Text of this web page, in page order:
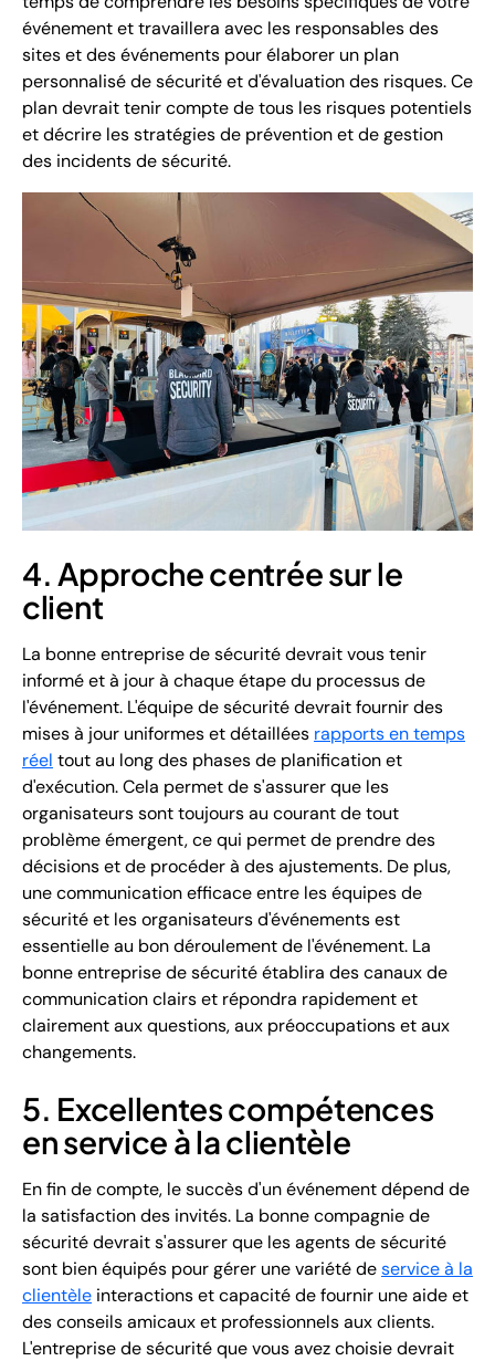
événement et travaillera avec les responsables des
sites et des événements pour élaborer un plan
personnalisé de sécurité et d'évaluation des risques. Ce
plan devrait tenir compte de tous les risques potentiels
et décrire les stratégies de prévention et de gestion
des incidents de sécurité.
4. Approche centrée sur le
client
La bonne entreprise de sécurité devrait vous tenir
informé et à jour à chaque étape du processus de
l'événement. L'équipe de sécurité devrait fournir des
mises à jour uniformes et détaillées rapports en temps
réel tout au long des phases de planification et
d'exécution. Cela permet de s'assurer que les
organisateurs sont toujours au courant de tout
problème émergent, ce qui permet de prendre des
décisions et de procéder à des ajustements. De plus,
une communication efficace entre les équipes de
sécurité et les organisateurs d'événements est
essentielle au bon déroulement de l'événement. La
bonne entreprise de sécurité établira des canaux de
communication clairs et répondra rapidement et
clairement aux questions, aux préoccupations et aux
changements.
5. Excellentes compétences
en service à la clientèle
En fin de compte, le succès d'un événement dépend de
la satisfaction des invités. La bonne compagnie de
sécurité devrait s'assurer que les agents de sécurité
sont bien équipés pour gérer une variété deservice à la
clientèle interactions et capacité de fournir une aide et
des conseils amicaux et professionnels aux clients.
L'entreprise de sécurité que vous avez choisie devrait